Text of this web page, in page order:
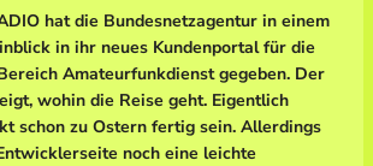
hat die Bundesnetzagentur in einem
in ihr neues Kundenportal für die
Amateurfunkdienst gegeben. Der
wohin die Reise geht. Eigentlich
schon zu Ostern fertig sein. Allerdings
noch eine leichte